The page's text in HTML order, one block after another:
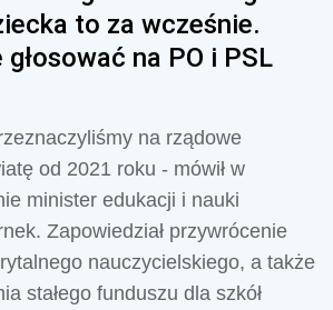
to za wcześnie.
na PO i PSL
na rządowe
od 2021 roku - mówił w
minister edukacji i nauki
Zapowiedział przywrócenie
nauczycielskiego, a także
stałego funduszu dla szkół